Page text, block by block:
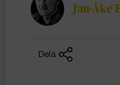
Jan-
Dela